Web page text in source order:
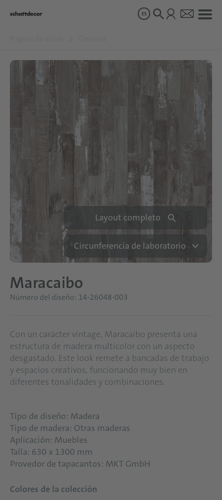
Productos
Sobre nosotros
Sostenibilidad
Carrera
ES
Layout completo
Circunferencia de laboratorio
Maracaibo
Número del diseño: 14-26048-003
Con un carácter vintage, Maracaibo presenta una
estructura de madera multicolor con un aspecto
desgastado. Este look remete a bancadas de trabajo
y espacios creativos, funcionando muy bien en
diferentes tonalidades y combinaciones.
Tipo de diseño: Madera
Tipo de madera: Otras maderas
Aplicación: Muebles
Talla: 630 x 1300 mm
Provedor de tapacantos: MKT GmbH
Colores de la colección